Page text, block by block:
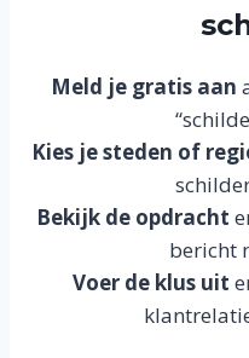
Meld je gratis aan
Kies je steden of
Bekijk de opdracht
bericht
Voer de klus uit